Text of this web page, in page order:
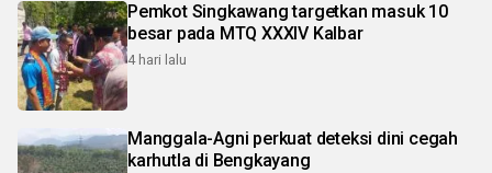
Pemkot Singkawang targetkan masuk 10
besar pada MTQ XXXIV Kalbar
4 hari lalu
Manggala-Agni perkuat deteksi dini cegah
karhutla di Bengkayang